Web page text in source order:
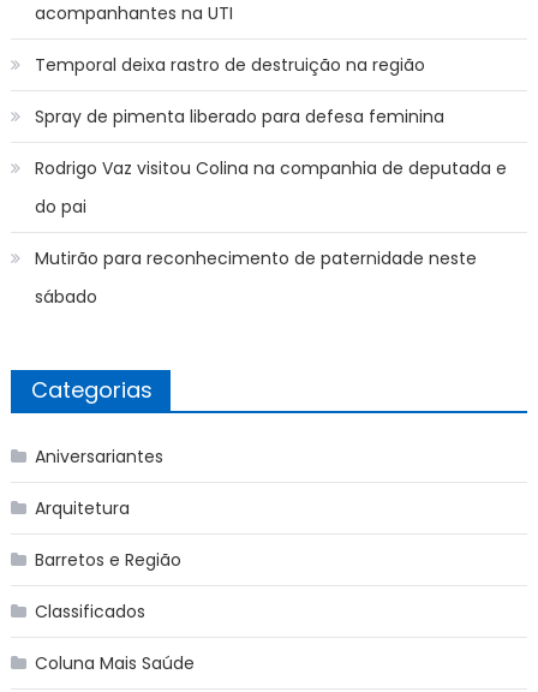
acompanhantes na UTI
Temporal deixa rastro de destruição na região
Spray de pimenta liberado para defesa feminina
Rodrigo Vaz visitou Colina na companhia de deputada e
do pai
Mutirão para reconhecimento de paternidade neste
sábado
Categorias
Aniversariantes
Arquitetura
Barretos e Região
Classificados
Coluna Mais Saúde